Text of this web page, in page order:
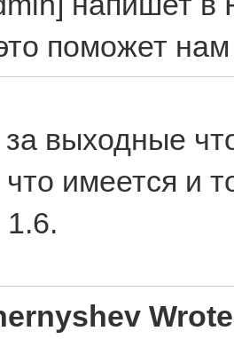
поможет
выходные
что имеется и